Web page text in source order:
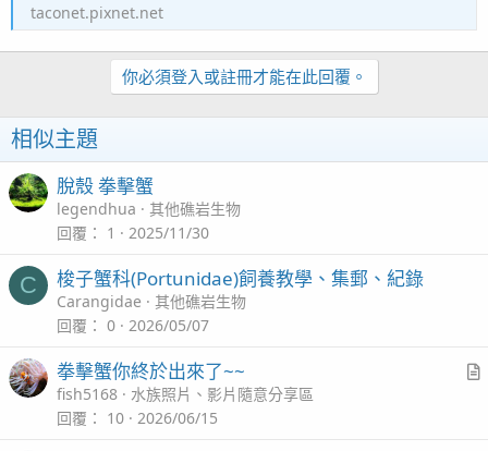
taconet.pixnet.net
你必須登入或註冊才能在此回覆。
相似主題
脫殼 拳擊蟹
legendhua
其他礁岩生物
回覆
1 2025/11/30
C 梭子蟹科(Portunidae)飼養教學、集郵、紀錄
Carangidae
其他礁岩生物
回覆
0 2026/05/07
拳擊蟹你終於出來了~~
fish5168
水族照片、影片隨意分享區
回覆
10 2026/06/15